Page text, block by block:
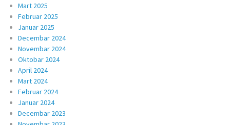
Mart 2025
Februar 2025
Januar 2025
Decembar 2024
Novembar 2024
Oktobar 2024
April 2024
Mart 2024
Februar 2024
Januar 2024
Decembar 2023